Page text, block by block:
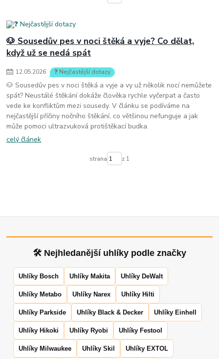
🐶 Sousedův pes v noci štěká a vyje? Co dělat,
když už se nedá spát
12.05.2026 ❓ Nejčastější dotazy
🐶 Sousedův pes v noci štěká a vyje a vy už několik nocí nemůžete
spát? Neustálé štěkání dokáže člověka rychle vyčerpat a často
vede ke konfliktům mezi sousedy. V článku se podíváme na
nejčastější příčiny nočního štěkání, co většinou nefunguje a jak
může pomoci ultrazvuková protištěkací budka.
celý článek
strana z 1
🛠 Nejhledanější uhlíky podle značky
Uhlíky Bosch Uhlíky Makita Uhlíky DeWalt
Uhlíky Metabo Uhlíky Narex Uhlíky Hilti
Uhlíky Parkside Uhlíky Black & Decker Uhlíky Einhell
Uhlíky Hikoki Uhlíky Ryobi Uhlíky Festool
Uhlíky Milwaukee Uhlíky Skil Uhlíky EXTOL